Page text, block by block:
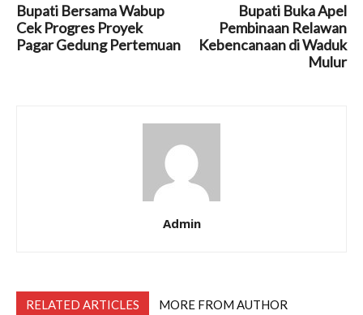
Bupati Bersama Wabup
Cek Progres Proyek
Pagar Gedung Pertemuan
Bupati Buka Apel
Pembinaan Relawan
Kebencanaan di Waduk
Mulur
Admin
RELATED ARTICLES MORE FROM AUTHOR